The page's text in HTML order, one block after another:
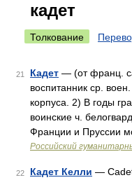
кадет
Толкование
21 Кадет — (от франц.
воспитанник ср.
корпуса. 2) В годы
воинские ч.
Франции и Пруссии
Российский
22 Кадет Келли —